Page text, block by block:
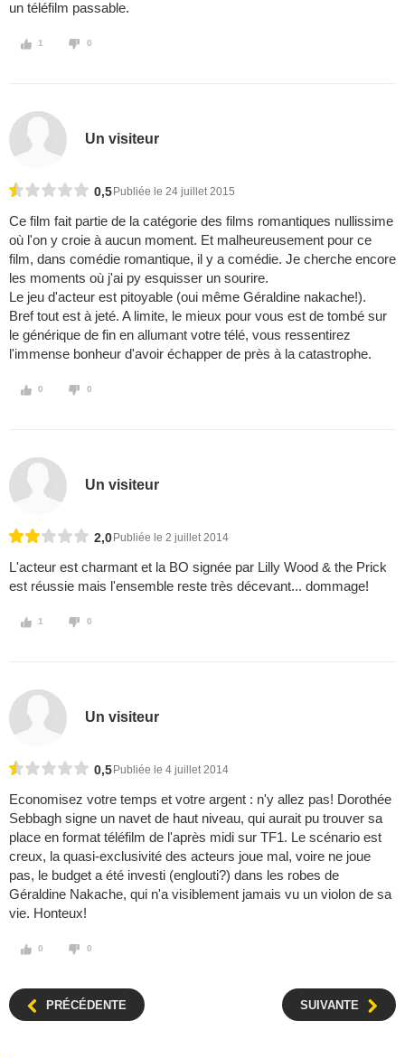
un téléfilm passable.
1 0
Un visiteur
0,5 Publiée le 24 juillet 2015
Ce film fait partie de la catégorie des films romantiques nullissime
où l'on y croie à aucun moment. Et malheureusement pour ce
film, dans comédie romantique, il y a comédie. Je cherche encore
les moments où j'ai py esquisser un sourire.
Le jeu d'acteur est pitoyable (oui même Géraldine nakache!).
Bref tout est à jeté. A limite, le mieux pour vous est de tombé sur
le générique de fin en allumant votre télé, vous ressentirez
l'immense bonheur d'avoir échapper de près à la catastrophe.
0 0
Un visiteur
2,0 Publiée le 2 juillet 2014
L'acteur est charmant et la BO signée par Lilly Wood & the Prick
est réussie mais l'ensemble reste très décevant... dommage!
1 0
Un visiteur
0,5 Publiée le 4 juillet 2014
Economisez votre temps et votre argent : n'y allez pas! Dorothée
Sebbagh signe un navet de haut niveau, qui aurait pu trouver sa
place en format téléfilm de l'après midi sur TF1. Le scénario est
creux, la quasi-exclusivité des acteurs joue mal, voire ne joue
pas, le budget a été investi (englouti?) dans les robes de
Géraldine Nakache, qui n'a visiblement jamais vu un violon de sa
vie. Honteux!
0 0
PRÉCÉDENTE SUIVANTE